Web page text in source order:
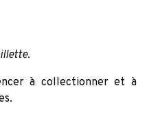
à collectionner et à